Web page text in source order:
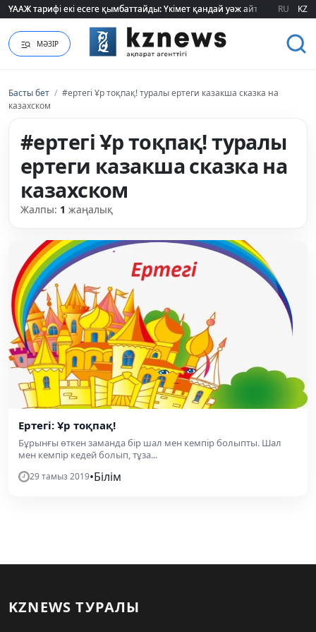
ҮААЖ тарифі екі есеге қымбаттайды: Үкімет қандай уәж айтады?
ҮААЖ тарифі екі есеге қымбаттайды: Үкімет қандай уәж айтады? RU KZ
МӘЗІР
Басты бет / #ертегі Ұр тоқпақ! туралы ертеги казакша сказка на
казахском
#ертегі Ұр тоқпақ! туралы
ертеги казакша сказка на
казахском
Жалпы: 1 жаңалық
Ертегі: Ұр тоқпақ!
Бұрынғы өткен заманда бір шал мен кемпір болыпты. Шал
мен кемпір кедей болып, тұза...
29 тамыз 2019•Білім
KZNEWS ТУРАЛЫ